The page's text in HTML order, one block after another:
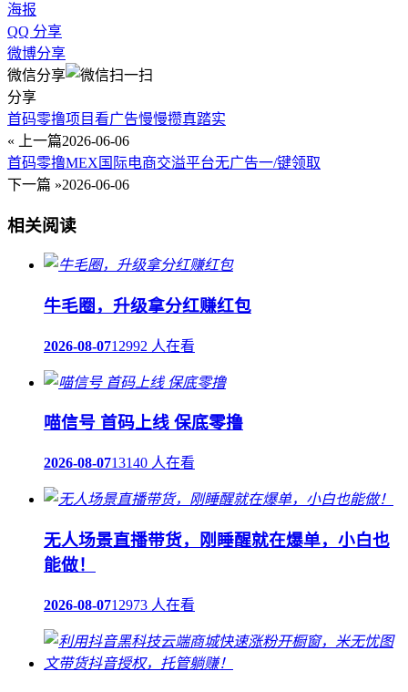
海报
QQ 分享
微博分享
微信分享
分享
首码零撸项目看广告慢慢攒真踏实
« 上一篇2026-06-06
首码零撸MEX国际电商交溢平台无广告一/键领取
下一篇 »2026-06-06
相关阅读
牛毛圈，升级拿分红赚红包
2026-08-0712992 人在看
喵信号 首码上线 保底零撸
2026-08-0713140 人在看
无人场景直播带货，刚睡醒就在爆单，小白也
能做！
2026-08-0712973 人在看